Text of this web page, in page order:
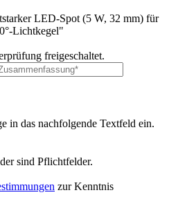
LED-Spot (5 W, 32 mm) für
Lichtkegel"
freigeschaltet.
in das nachfolgende Textfeld ein.
sind Pflichtfelder.
zur Kenntnis